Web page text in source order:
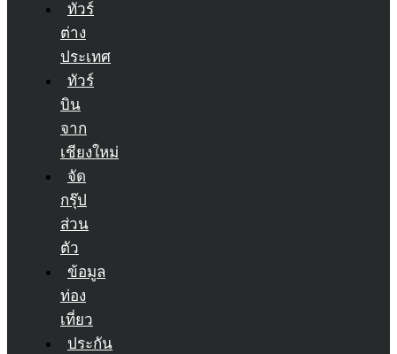
ทัวร์
ต่าง
ประเทศ
ทัวร์
บิน
จาก
เชียงใหม่
จัด
กรุ๊ป
ส่วน
ตัว
ข้อมูล
ท่อง
เที่ยว
ประกัน